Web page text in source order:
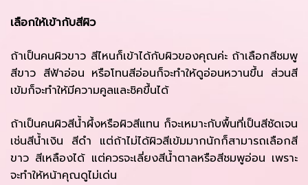
เลือกให้เข้ากับสีผิว
ถ้าเป็นคนผิวขาว สีไหนก็เข้าได้กับผิวของคุณค่ะ ถ้าเลือกสีชมพู
สีขาว สีฟ้าอ่อน หรือโทนสีอ่อนก็จะทำให้ดูอ่อนหวานขึ้น ส่วนสี
เข้มก็จะทำให้มีความคูลและชิคขึ้นได้
ถ้าเป็นคนผิวสีน้ำผึ้งหรือผิวสีแทน ก็จะเหมาะกับพื้นที่เป็นสีชัดเจน
เช่นสีน้ำเงิน สีดำ แต่ถ้าไม่ได้ผิวสีเข้มมากนักก็สามารถเลือกสี
ขาว สีเหลืองได้ แต่ควรจะเลี่ยงสีน้ำตาลหรือสีชมพูอ่อน เพราะ
จะทำให้หน้าคุณดูไม่เด่น